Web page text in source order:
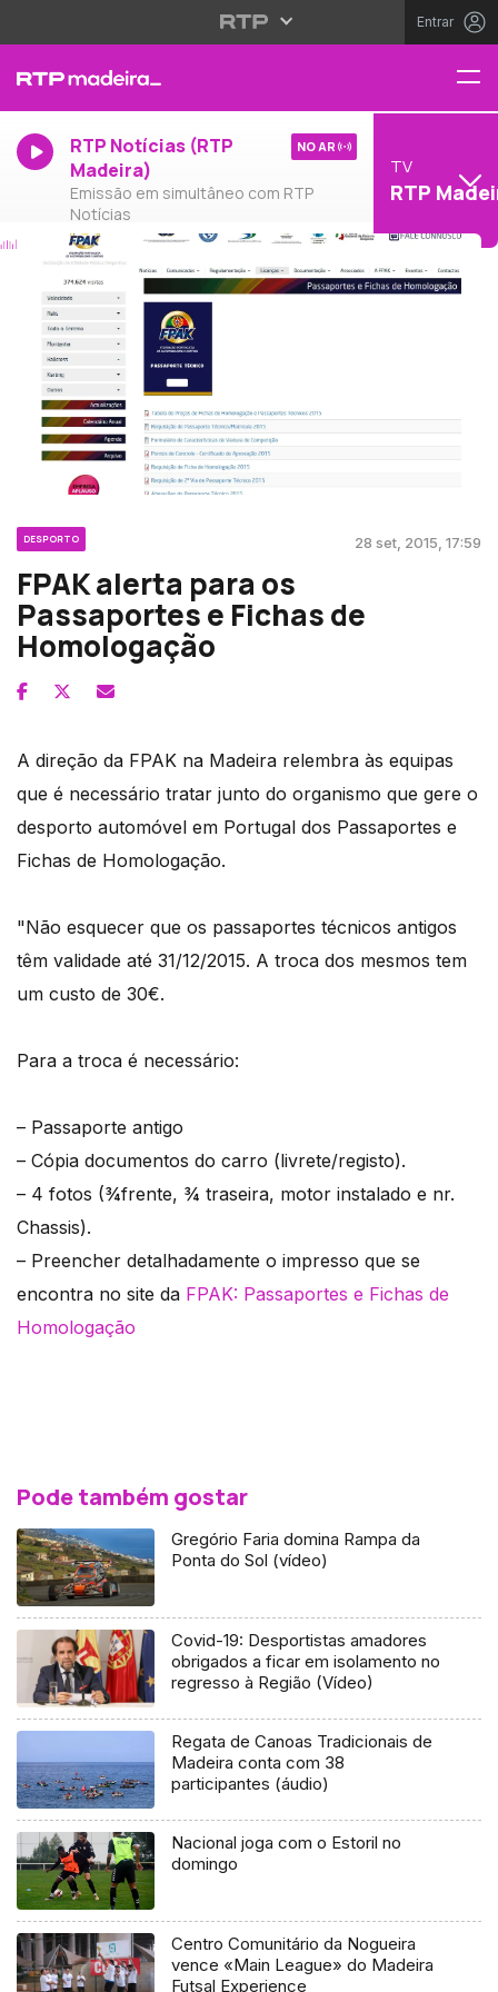
Entrar
RTP Notícias (RTP
Madeira)
Emissão em simultâneo com RTP
Notícias
NO AR
TV
RTP
DESPORTO 28 set, 2015, 17:59
FPAK alerta para os
Passaportes e Fichas de
Homologação
A direção da FPAK na Madeira relembra às equipas
que é necessário tratar junto do organismo que gere o
desporto automóvel em Portugal dos Passaportes e
Fichas de Homologação.
"Não esquecer que os passaportes técnicos antigos
têm validade até 31/12/2015. A troca dos mesmos tem
um custo de 30€.
Para a troca é necessário:
– Passaporte antigo
– Cópia documentos do carro (livrete/registo).
– 4 fotos (¾frente, ¾ traseira, motor instalado e nr.
Chassis).
– Preencher detalhadamente o impresso que se
encontra no site da FPAK: Passaportes e Fichas de
Homologação
Pode também gostar
Gregório Faria domina Rampa da
Ponta do Sol (vídeo)
Covid-19: Desportistas amadores
obrigados a ficar em isolamento no
regresso à Região (Vídeo)
Regata de Canoas Tradicionais de
Madeira conta com 38
participantes (áudio)
Nacional joga com o Estoril no
domingo
Centro Comunitário da Nogueira
vence «Main League» do Madeira
Futsal Experience